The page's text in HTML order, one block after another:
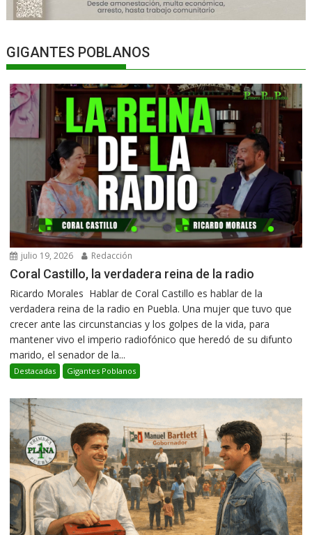
GIGANTES POBLANOS
julio 19, 2026 Redacción
Coral Castillo, la verdadera reina de la radio
Ricardo Morales Hablar de Coral Castillo es hablar de la
verdadera reina de la radio en Puebla. Una mujer que tuvo que
crecer ante las circunstancias y los golpes de la vida, para
mantener vivo el imperio radiofónico que heredó de su difunto
marido, el senador de la...
Destacadas Gigantes Poblanos